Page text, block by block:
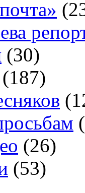
(30)
(187)
(26)
(53)